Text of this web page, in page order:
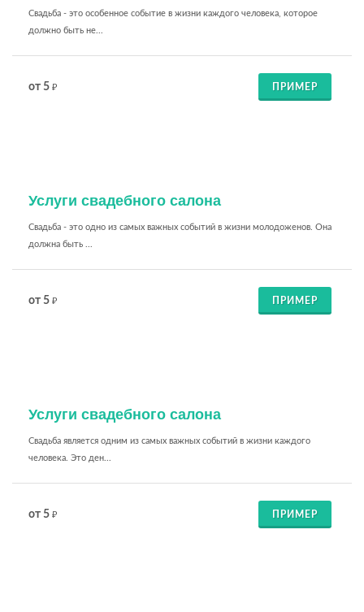
Свадьба - это особенное событие в жизни каждого человека, которое
должно быть не...
от 5 ₽ ПРИМЕР
Услуги свадебного салона
Свадьба - это одно из самых важных событий в жизни молодоженов. Она
должна быть ...
от 5 ₽ ПРИМЕР
Услуги свадебного салона
Свадьба является одним из самых важных событий в жизни каждого
человека. Это ден...
от 5 ₽ ПРИМЕР